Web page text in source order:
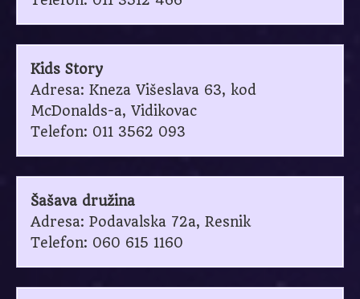
Kids Story
Adresa: Kneza Višeslava 63, kod
McDonalds-a, Vidikovac
Telefon: 011 3562 093
Šašava družina
Adresa: Podavalska 72a, Resnik
Telefon: 060 615 1160